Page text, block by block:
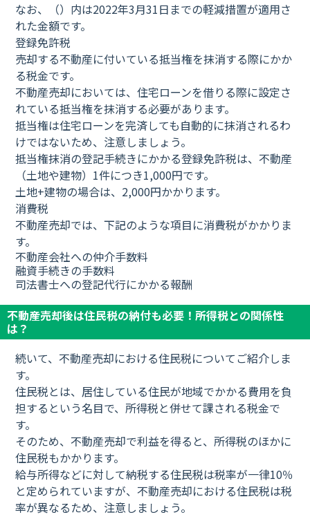
なお、（）内は2022年3月31日までの軽減措置が適用さ
れた金額です。
登録免許税
売却する不動産に付いている抵当権を抹消する際にかか
る税金です。
不動産売却においては、住宅ローンを借りる際に設定さ
れている抵当権を抹消する必要があります。
抵当権は住宅ローンを完済しても自動的に抹消されるわ
けではないため、注意しましょう。
抵当権抹消の登記手続きにかかる登録免許税は、不動産
（土地や建物）1件につき1,000円です。
土地+建物の場合は、2,000円かかります。
消費税
不動産売却では、下記のような項目に消費税がかかりま
す。
不動産会社への仲介手数料
融資手続きの手数料
司法書士への登記代行にかかる報酬
不動産売却後は住民税の納付も必要！所得税との関係性
は？
続いて、不動産売却における住民税についてご紹介しま
す。
住民税とは、居住している住民が地域でかかる費用を負
担するという名目で、所得税と併せて課される税金で
す。
そのため、不動産売却で利益を得ると、所得税のほかに
住民税もかかります。
給与所得などに対して納税する住民税は税率が一律10％
と定められていますが、不動産売却における住民税は税
率が異なるため、注意しましょう。